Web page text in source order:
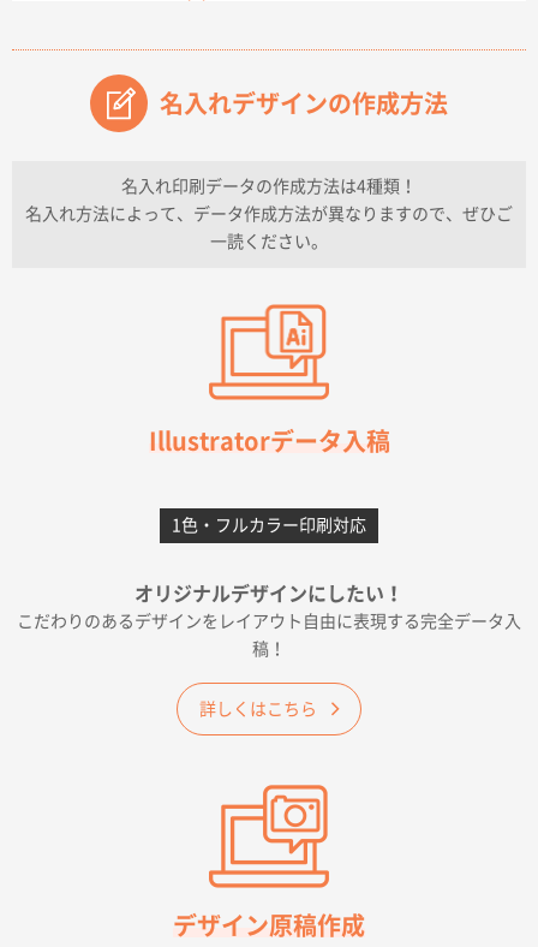
原稿データ流用が可能で価格が妥当なこと
兵庫県のお客様
チケットホルダー ダブルポケット
上記のとおりです。
柳さんの対応が素晴らしかった。
フレキソレジ袋 Uバッグ 35号
5000枚
2026年06月28日 15:14
千葉県A社様
2026年06月19日 09:41
価格 大丈夫そうな会社に見えた
大阪府のお客様
A4フルカラークリアファイル1000枚
【ポリ】特別ご注文ページ1000枚
2026年06月08日 17:38
対応の速さ、丁寧さ、提案など
名入れデザインの作成方法
名入れ印刷データの作成方法は4種類！
名入れ方法によって、データ作成方法が異なりますので、ぜひご
一読ください。
Illustratorデータ入稿
1色・フルカラー印刷対応
オリジナルデザインにしたい！
こだわりのあるデザインをレイアウト自由に表現する完全データ入
稿！
詳しくはこちら
デザイン原稿作成